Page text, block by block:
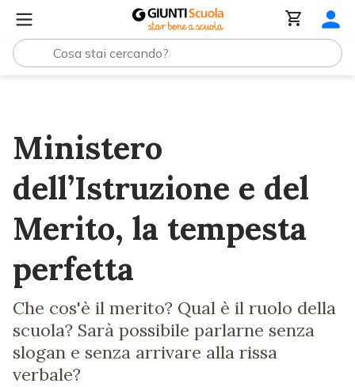
Ministero
dell’Istruzione e del
Merito, la tempesta
perfetta
Che cos'è il merito? Qual è il ruolo della
scuola? Sarà possibile parlarne senza
slogan e senza arrivare alla rissa
verbale?